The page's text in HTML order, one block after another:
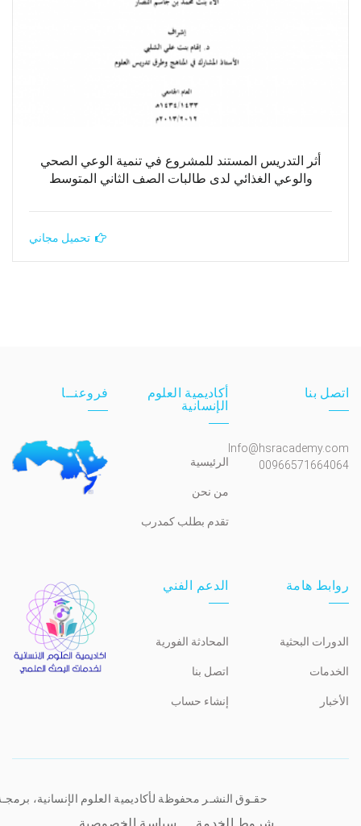
أثر التدريس المستند للمشروع في تنمية الوعي الصحي
والوعي الغذائي لدى طالبات الصف الثاني المتوسط
تحميل مجاني
اتصل بنا
Info@hsracademy.com
00966571664064
أكاديمية العلوم
الإنسانية
الرئيسية
من نحن
تقدم بطلب كمدرب
فروعنــا
روابط هامة
الدورات البحثية
الخدمات
الأخبار
الدعم الفني
المحادثة الفورية
اتصل بنا
إنشاء حساب
حقـوق النشـر محفوظة لأكاديمية العلوم الإنسانية،
شروط الخدمة سياسة الخصوصية